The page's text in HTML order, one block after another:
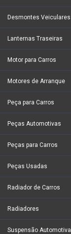
Desmontes Veiculares
Lanternas Traseiras
Motor para Carros
Motores de Arranque
Peça para Carros
Peças Automotivas
Peças para Carros
Peças Usadas
Radiador de Carros
Radiadores
Suspensão Automotiva